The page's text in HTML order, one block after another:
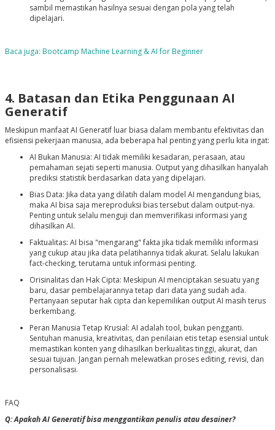
sambil memastikan hasilnya sesuai dengan pola yang telah
dipelajari.
Baca juga: Bootcamp Machine Learning & AI for Beginner
4. Batasan dan Etika Penggunaan AI
Generatif
Meskipun manfaat AI Generatif luar biasa dalam membantu efektivitas dan
efisiensi pekerjaan manusia, ada beberapa hal penting yang perlu kita ingat:
AI Bukan Manusia: AI tidak memiliki kesadaran, perasaan, atau
pemahaman sejati seperti manusia. Output yang dihasilkan hanyalah
prediksi statistik berdasarkan data yang dipelajari.
Bias Data: Jika data yang dilatih dalam model AI mengandung bias,
maka AI bisa saja mereproduksi bias tersebut dalam output-nya.
Penting untuk selalu menguji dan memverifikasi informasi yang
dihasilkan AI.
Faktualitas: AI bisa "mengarang" fakta jika tidak memiliki informasi
yang cukup atau jika data pelatihannya tidak akurat. Selalu lakukan
fact-checking, terutama untuk informasi penting.
Orisinalitas dan Hak Cipta: Meskipun AI menciptakan sesuatu yang
baru, dasar pembelajarannya tetap dari data yang sudah ada.
Pertanyaan seputar hak cipta dan kepemilikan output AI masih terus
berkembang.
Peran Manusia Tetap Krusial: AI adalah tool, bukan pengganti.
Sentuhan manusia, kreativitas, dan penilaian etis tetap esensial untuk
memastikan konten yang dihasilkan berkualitas tinggi, akurat, dan
sesuai tujuan. Jangan pernah melewatkan proses editing, revisi, dan
personalisasi.
FAQ
Q: Apakah AI Generatif bisa menggantikan penulis atau desainer?